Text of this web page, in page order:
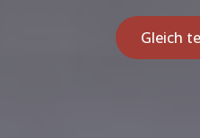
Gleich